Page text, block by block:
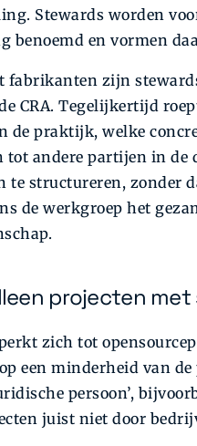
Stewards worden
benoemd en vormen
fabrikanten zijn
CRA. Tegelijkertijd
de praktijk, welke
tot andere partijen in
te structureren, zonder
de werkgroep het
projecten
zich tot
een minderheid van
persoon’,
juist niet door